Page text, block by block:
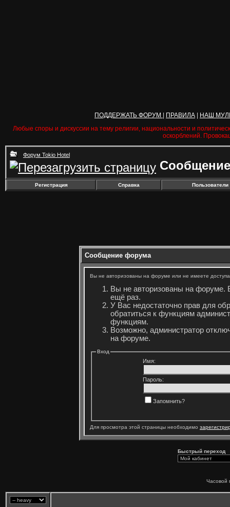
ПОДДЕРЖАТЬ ФОРУМ ПРАВИЛА
НАШ
Любые споры и дискуссии на тему религии, национальности и
оскорблений.
Форум Tokio Hotel
Регистрация Справка Пользователи
Сообщение форума
Вы не авторизованы на форуме или не имеете
Вы не авторизованы на форуме.
ещё раз.
У Вас недостаточно прав для
обратиться к функциям
функциям.
Возможно, администратор
на форуме.
Вход
Имя:
Пароль:
Запомнить?
Для просмотра этой страницы необходимо
Быстрый переход
Часовой